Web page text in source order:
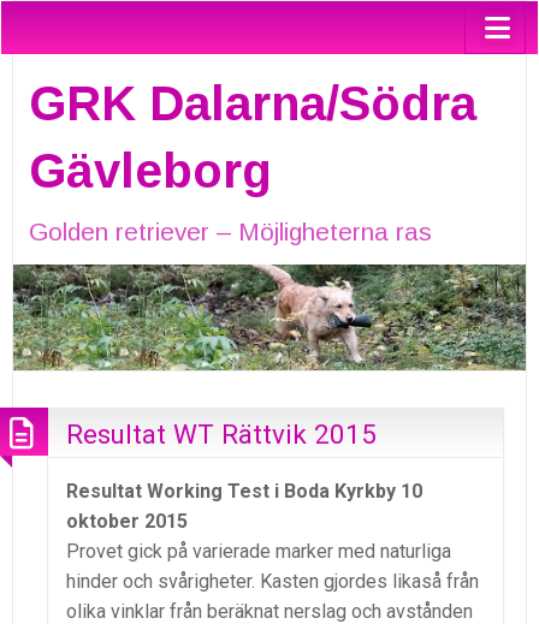
GRK Dalarna/Södra
Gävleborg
Golden retriever – Möjligheterna ras
Resultat WT Rättvik 2015
Resultat Working Test i Boda Kyrkby 10
oktober 2015
Provet gick på varierade marker med naturliga
hinder och svårigheter. Kasten gjordes likaså från
olika vinklar från beräknat nerslag och avstånden